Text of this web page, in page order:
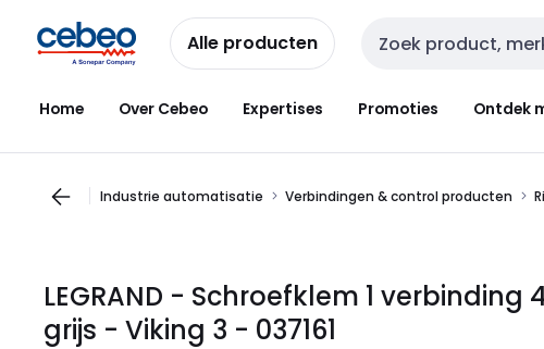
naar
navigatie
naar
inhoud
Alle producten Zoekveld invoer
Home Over Cebeo Expertises Promoties Ontdek
Industrie automatisatie Verbindingen & control producten
LEGRAND - Schroefklem 1
grijs - Viking 3 - 037161